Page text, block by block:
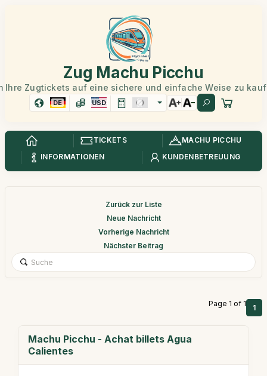
Zug Machu Picchu
Ihre Zugtickets auf eine sichere und einfache Weise zu
DE USD
TICKETS
MACHU PICCHU
INFORMATIONEN
KUNDENBETREUUNG
Zurück zur Liste
Neue Nachricht
Vorherige Nachricht
Nächster Beitrag
Page 1 of 1 1
Machu Picchu - Achat billets Agua
Calientes